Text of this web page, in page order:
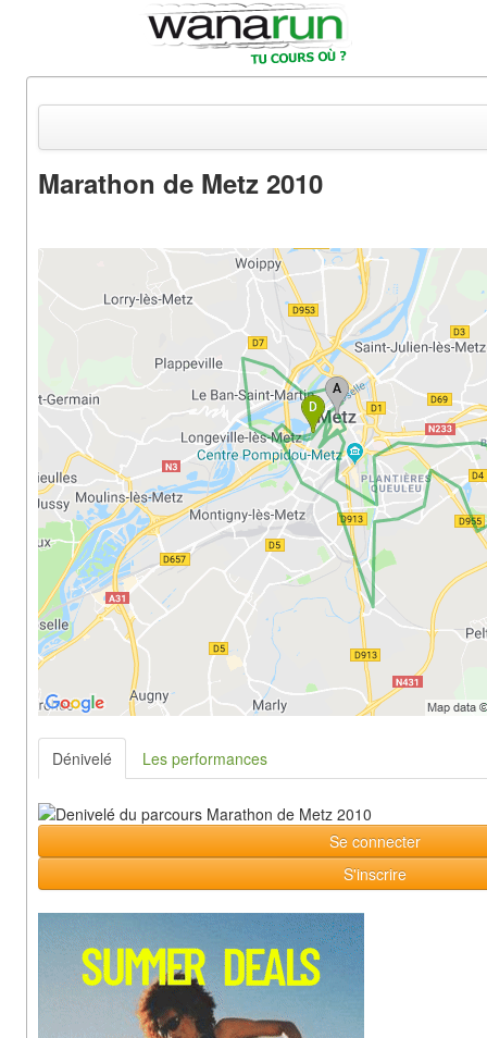
Equipements & Tests
Parcours & Courses
Marathon de Metz 2010
Dénivelé Les performances
Se connecter
S'inscrire